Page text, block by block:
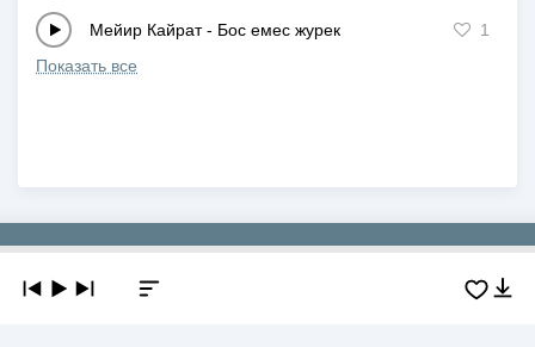
Мейир Кайрат - Бос емес журек
1
Показать все